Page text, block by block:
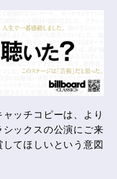
ッチコピーは、より
ックスの公演にご来
てほしいという意図